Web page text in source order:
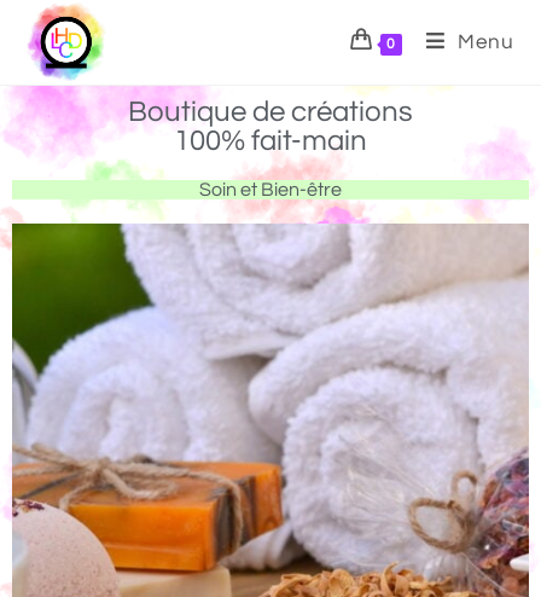
0 Menu
Boutique de créations
100% fait-main
Soin et Bien-être